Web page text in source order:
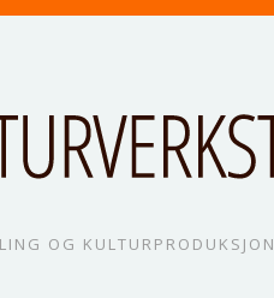
OG KULTURPRODUKSJON